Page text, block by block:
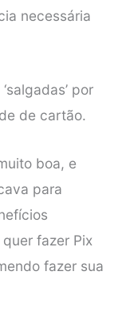
necessária
por
de cartão.
boa, e
para
fazer Pix
fazer sua